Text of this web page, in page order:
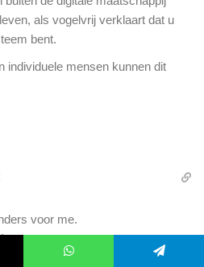
als vogelvrij verklaart dat u
bent.
individuele mensen kunnen dit
voor me.